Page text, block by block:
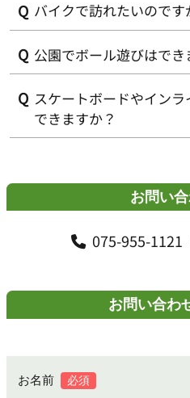
利用可能です。
ただし、発生したごみはお持
公園内に３カ所駐輪スペースが
バイクで訪れたいのです
駐車場内にバイクの駐輪スペー
公園でボール遊びはでき
少人数でのボール遊びは可能で
十分ご配慮をお願いします。
スケートボードやイン
できますか？
お問い
075-955-1121
お問い合わ
お名前 必須